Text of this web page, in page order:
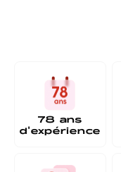
78 ans
d'expérience